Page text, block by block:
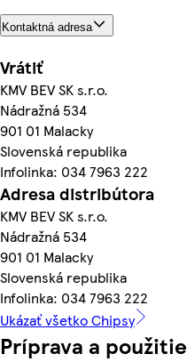
Kontaktná adresa
Vrátiť
KMV BEV SK s.r.o.
Nádražná 534
901 01 Malacky
Slovenská republika
Infolinka: 034 7963 222
Adresa distribútora
KMV BEV SK s.r.o.
Nádražná 534
901 01 Malacky
Slovenská republika
Infolinka: 034 7963 222
Ukázať všetko Chipsy
Príprava a použitie